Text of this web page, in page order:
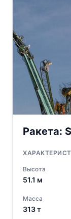
Ракета:
Высота
51.1 м
Масса
313т